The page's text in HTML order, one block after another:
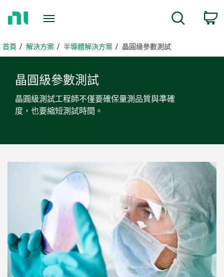
頁首頁 解決方案 半導體解決方案 晶圓級參數測試
晶圓級參數測試
晶圓級測試工程師不僅要確保量測品質與準確
度，也要縮短測試時間。